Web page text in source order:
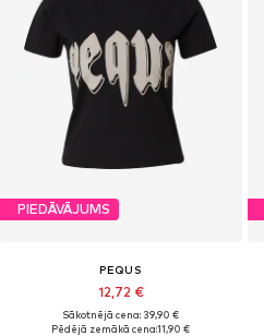
PIEDĀVĀJUMS
PEQUS
12,72 €
Sākotnējā cena: 39,90 €
Pēdējā zemākā cena:11,90 €